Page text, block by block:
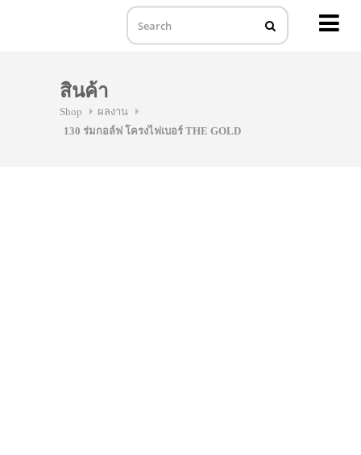
สินค้า
Shop
ผลงาน
130 ร่มกอล์ฟ โครงไฟเบอร์ THE GOLD